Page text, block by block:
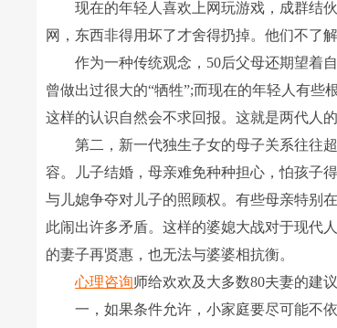
现在的年轻人喜欢上网玩游戏，成群结伙
网，东西非得用坏了才舍得扔掉。他们不了
作为一种传统观念，50后父母还期望着自
曾做出过很大的“牺牲”;而现在的年轻人有些
这样的认识自然会不求回报。这就是两代人的
第二，新一代独生子女的母子关系往往超
容。儿子结婚，母亲难免种种担心，怕孩子
与儿媳争夺对儿子的照顾权。有些母亲特别
此闹出许多矛盾。这样的婆媳大战对于现代
的妻子再贤惠，也无法与婆婆相抗衡。
心理咨询师给欢欢及大多数80夫妻的建议
一，如果条件允许，小家庭要尽可能不依